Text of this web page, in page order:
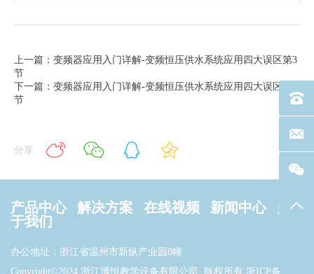
上一篇：变频器应用入门详解-变频恒压供水系统应用四大误区第3
节
下一篇：变频器应用入门详解-变频恒压供水系统应用四大误区第5
节
分享
产品中心 解决方案 在线视频 新闻中心
关
于我们
办公地址：浙江省温州市新纵产业园8幢
Copyright©2024 浙江博恒教学设备有限公司. 版权所有 浙ICP备
电话
联系
返回